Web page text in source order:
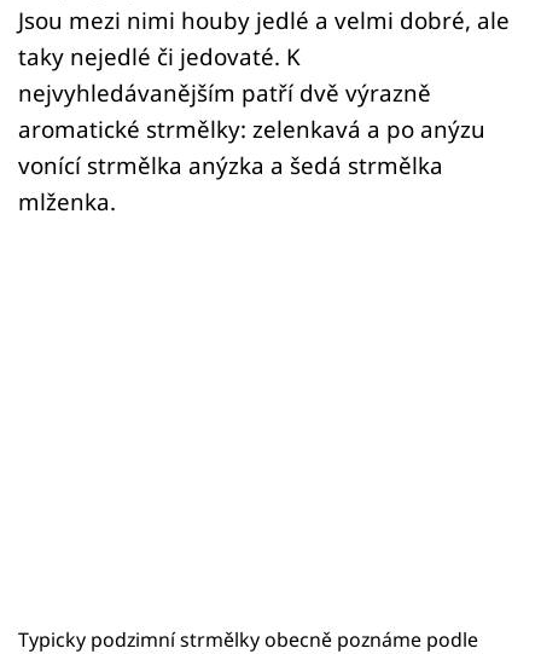
Jsou mezi nimi houby jedlé a velmi dobré, ale
taky nejedlé či jedovaté. K
nejvyhledávanějším patří dvě výrazně
aromatické strmělky: zelenkavá a po anýzu
vonící strmělka anýzka a šedá strmělka
mlženka.
Typicky podzimní strmělky obecně poznáme podle